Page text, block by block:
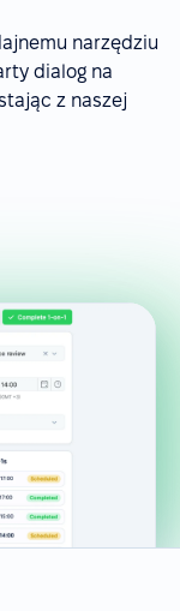
narzędziu
dialog na
z naszej